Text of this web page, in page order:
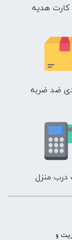
کارت هدیه
ضد ضربه
درب منزل
و